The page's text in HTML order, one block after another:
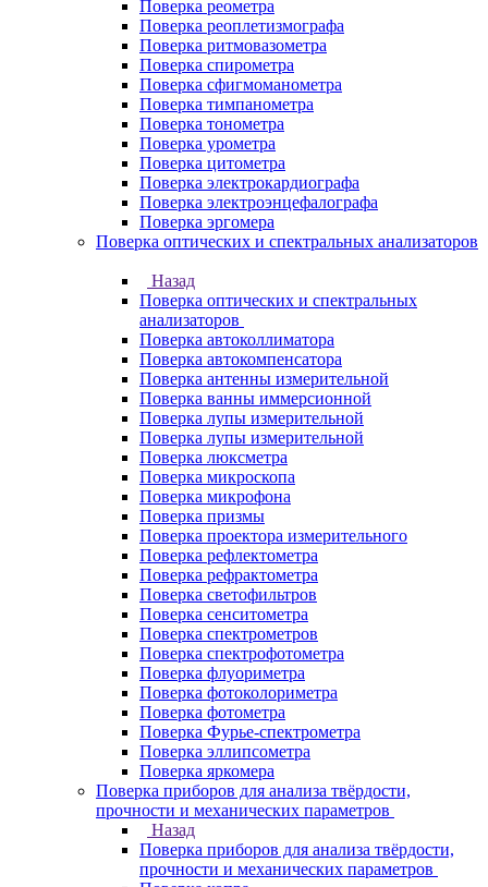
Поверка реометра
Поверка реоплетизмографа
Поверка ритмовазометра
Поверка спирометра
Поверка сфигмоманометра
Поверка тимпанометра
Поверка тонометра
Поверка урометра
Поверка цитометра
Поверка электрокардиографа
Поверка электроэнцефалографа
Поверка эргомера
Поверка оптических и спектральных анализаторов
Назад
Поверка оптических и спектральных
анализаторов
Поверка автоколлиматора
Поверка автокомпенсатора
Поверка антенны измерительной
Поверка ванны иммерсионной
Поверка лупы измерительной
Поверка лупы измерительной
Поверка люксметра
Поверка микроскопа
Поверка микрофона
Поверка призмы
Поверка проектора измерительного
Поверка рефлектометра
Поверка рефрактометра
Поверка светофильтров
Поверка сенситометра
Поверка спектрометров
Поверка спектрофотометра
Поверка флуориметра
Поверка фотоколориметра
Поверка фотометра
Поверка Фурье-спектрометра
Поверка эллипсометра
Поверка яркомера
Поверка приборов для анализа твёрдости,
прочности и механических параметров
Назад
Поверка приборов для анализа твёрдости,
прочности и механических параметров